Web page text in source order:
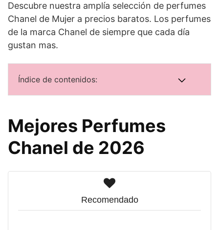
Descubre nuestra amplía selección de perfumes
Chanel de Mujer a precios baratos. Los perfumes
de la marca Chanel de siempre que cada día
gustan mas.
Índice de contenidos:
Mejores Perfumes
Chanel de 2026
Recomendado